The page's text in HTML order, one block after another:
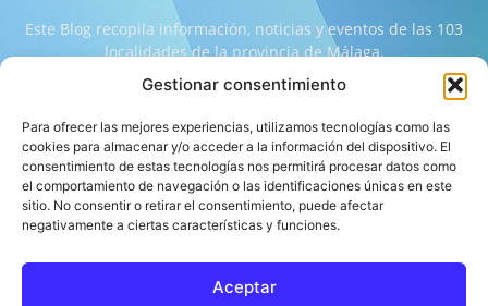
Gestionar consentimiento
Para ofrecer las mejores experiencias, utilizamos tecnologías como las
cookies para almacenar y/o acceder a la información del dispositivo. El
consentimiento de estas tecnologías nos permitirá procesar datos como
el comportamiento de navegación o las identificaciones únicas en este
sitio. No consentir o retirar el consentimiento, puede afectar
negativamente a ciertas características y funciones.
Aceptar
Este Blog recopila información, noticias y eventos de las 103
localidades de la provincia de Málaga.
Contáctanos: info@103malaga.com
SÍGUENOS